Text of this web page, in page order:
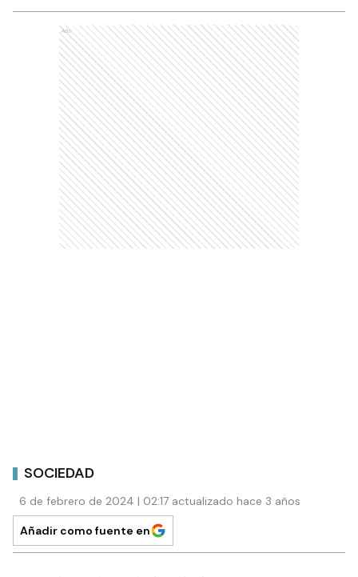
Ads
SOCIEDAD
6 de febrero de 2024 | 02:17 actualizado hace 3 años
Añadir como fuente en